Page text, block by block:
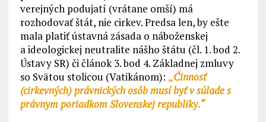
verejných podujatí (vrátane omší) má
rozhodovať štát, nie cirkev. Predsa len, by ešte
mala platiť ústavná zásada o náboženskej
a ideologickej neutralite nášho štátu (čl. 1. bod 2.
Ústavy SR) či článok 3. bod 4. Základnej zmluvy
so Svätou stolicou (Vatikánom): „Činnosť
(cirkevných) právnických osôb musí byť v súlade s
právnym poriadkom Slovenskej republiky.“